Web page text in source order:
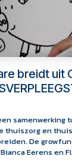
breidt uit
samenwerking
thuiszorg en
De
Eerens en